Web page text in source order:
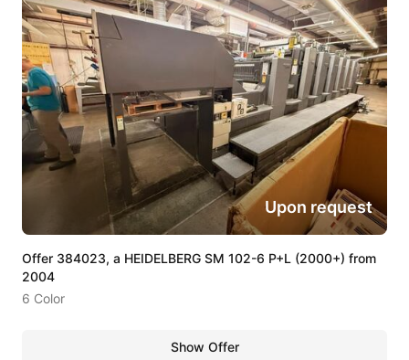
Offer 384023, a HEIDELBERG SM 102-6 P+L (2000+) from
2004
6 Color
Upon request
Show Offer